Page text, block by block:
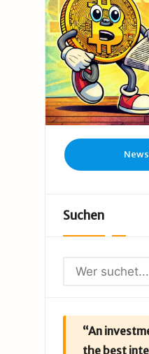
Suchen
“An
the best